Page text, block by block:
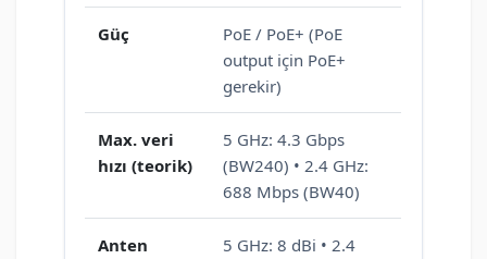
Güç
PoE / PoE+ (PoE
output için PoE+
gerekir)
Max. veri
hızı (teorik)
5 GHz: 4.3 Gbps
(BW240) • 2.4 GHz:
688 Mbps (BW40)
Anten
5 GHz: 8 dBi • 2.4